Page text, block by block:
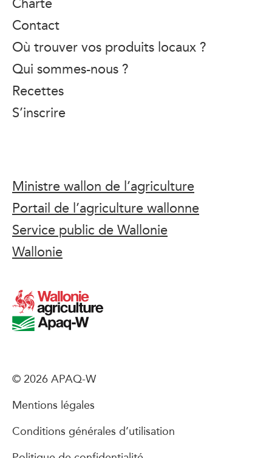
Contact
Où trouver vos produits locaux ?
Qui sommes-nous ?
Recettes
S’inscrire
Ministre wallon de l’agriculture
Portail de l’agriculture wallonne
Service public de Wallonie
Wallonie
© 2026 APAQ-W
Mentions légales
Conditions générales d’utilisation